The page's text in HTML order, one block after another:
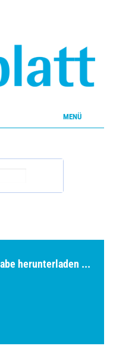
MENÜ
herunterladen ...